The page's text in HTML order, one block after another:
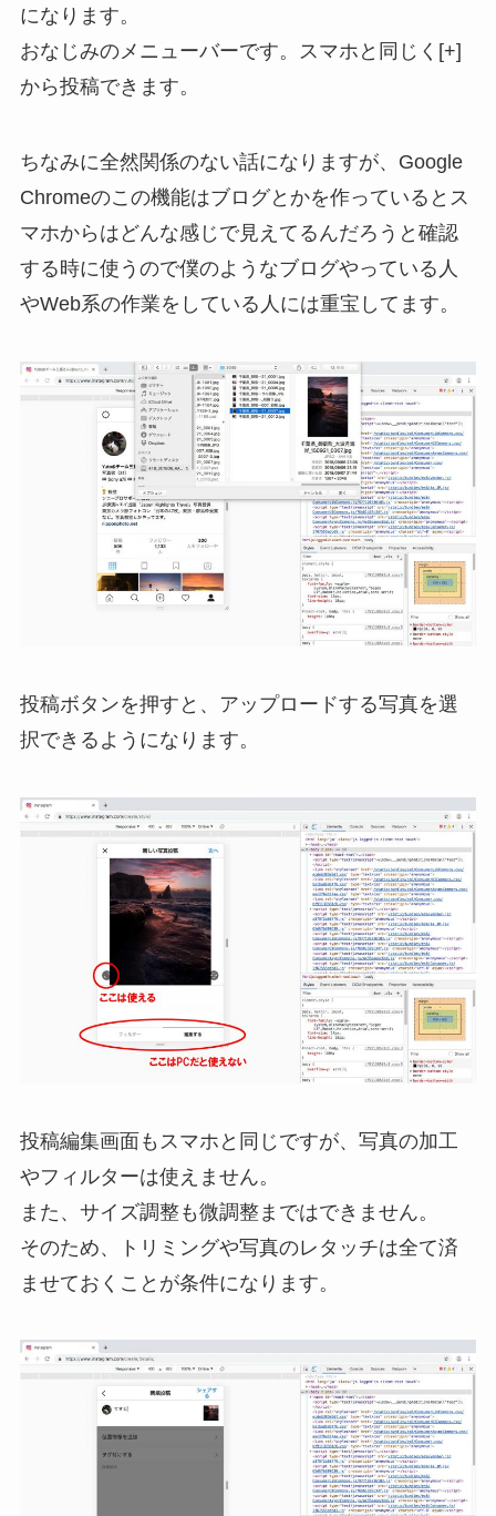
になります。
おなじみのメニューバーです。スマホと同じく[+]
から投稿できます。
ちなみに全然関係のない話になりますが、Google
Chromeのこの機能はブログとかを作っているとス
マホからはどんな感じで見えてるんだろうと確認
する時に使うので僕のようなブログやっている人
やWeb系の作業をしている人には重宝してます。
投稿ボタンを押すと、アップロードする写真を選
択できるようになります。
投稿編集画面もスマホと同じですが、写真の加工
やフィルターは使えません。
また、サイズ調整も微調整まではできません。
そのため、トリミングや写真のレタッチは全て済
ませておくことが条件になります。